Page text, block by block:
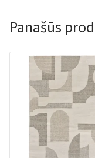
Panašūs